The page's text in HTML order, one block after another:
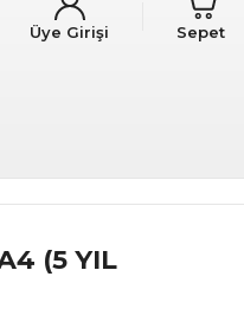
Üye Girişi Sepet
(5 YIL